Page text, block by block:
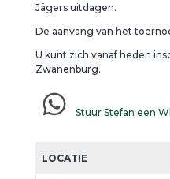
Jägers uitdagen.
De aanvang van het
U kunt zich vanaf heden
Zwanenburg.
Stuur Stefan een
LOCATIE